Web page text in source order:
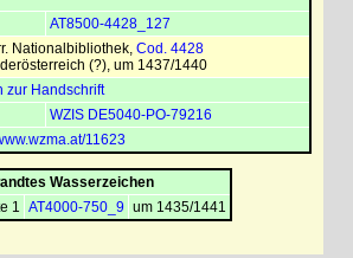
AT8500-4428_127
Nationalbibliothek, Cod. 4428
(?), um 1437/1440
zur Handschrift
WZIS DE5040-PO-79216
11623
Wasserzeichen
1 AT4000-750_9 um 1435/1441